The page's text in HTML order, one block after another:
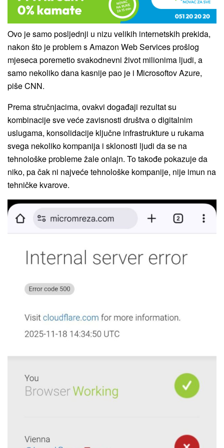
Ovo je samo posljednji u nizu velikih internetskih prekida,
nakon što je problem s Amazon Web Services prošlog
mjeseca poremetio svakodnevni život milionima ljudi, a
samo nekoliko dana kasnije pao je i Microsoftov Azure,
piše CNN.
Prema stručnjacima, ovakvi događaji rezultat su
kombinacije sve veće zavisnosti društva o digitalnim
uslugama, konsolidacije ključne infrastrukture u rukama
svega nekoliko kompanija i sklonosti ljudi da se na
tehnološke probleme žale onlajn. To takođe pokazuje da
niko, pa čak ni najveće tehnološke kompanije, nije imun na
tehničke kvarove.